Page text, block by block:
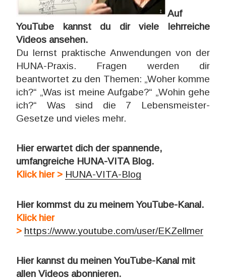
Auf
YouTube kannst du dir viele lehrreiche
Videos ansehen.
Du lernst praktische Anwendungen von der
HUNA-Praxis. Fragen werden dir
beantwortet zu den Themen: „Woher komme
ich?“ „Was ist meine Aufgabe?“ „Wohin gehe
ich?“ Was sind die 7 Lebensmeister-
Gesetze und vieles mehr.
Hier erwartet dich der spannende,
umfangreiche HUNA-VITA Blog.
Klick hier > HUNA-VITA-Blog
Hier kommst du zu meinem YouTube-Kanal.
Klick hier
> https://www.youtube.com/user/EKZellmer
Hier kannst du meinen YouTube-Kanal mit
allen Videos abonnieren.